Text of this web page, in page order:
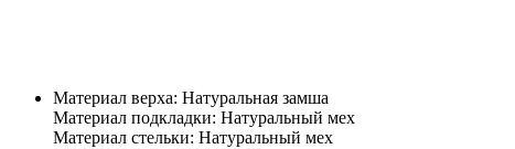
Материал верха: Натуральная замша
Материал подкладки: Натуральный мех
Материал стельки: Натуральный мех